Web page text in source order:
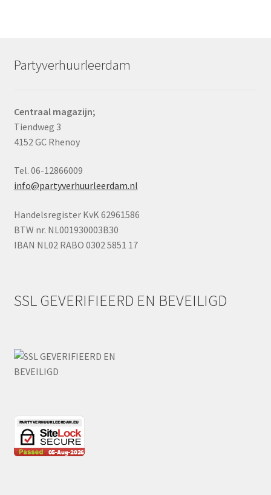
Partyverhuurleerdam
Centraal magazijn;
Tiendweg 3
4152 GC Rhenoy
Tel. 06-12866009
info@partyverhuurleerdam.nl
Handelsregister KvK 62961586
BTW nr. NL001930003B30
IBAN NL02 RABO 0302 5851 17
SSL GEVERIFIEERD EN BEVEILIGD